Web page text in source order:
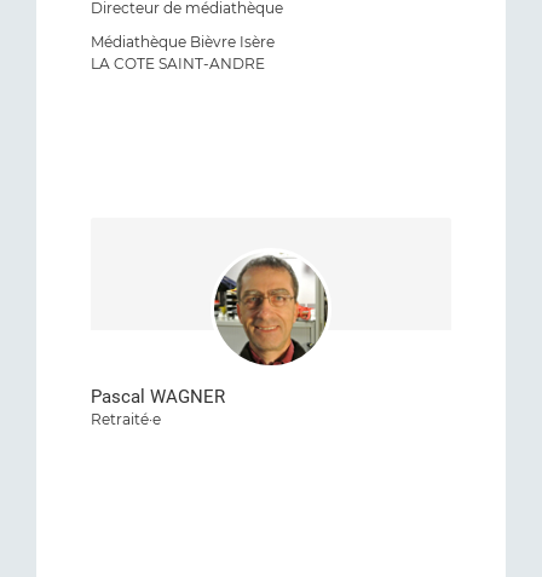
Directeur de médiathèque
Médiathèque Bièvre Isère
LA COTE SAINT-ANDRE
Pascal WAGNER
Retraité·e